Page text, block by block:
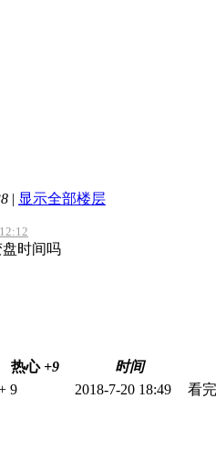
| 显示全部楼层
时间吗
热心 +9 时间
9 2018-7-20 18:49 看